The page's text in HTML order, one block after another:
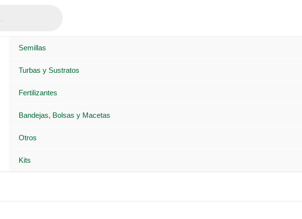
Semillas
Turbas y Sustratos
Fertilizantes
Bandejas, Bolsas y Macetas
Otros
Kits